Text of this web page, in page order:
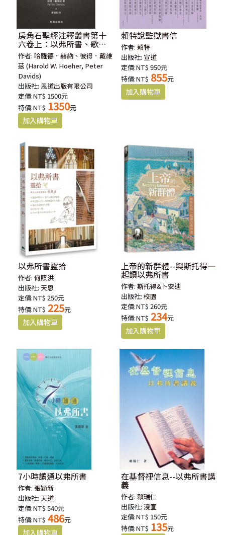
房角石聖經注釋叢書第十
六卷上：以弗所書、歌羅
西書、腓利門書(簡體)
作者:哈羅德．赫納、彼得．戴維
茲 (Harold W. Hoeher, Peter
Davids)
出版社: 恩道出版有限公司
定價:NT$ 1500元
特價:NT$ 1350元
賴特說監獄書信
作者:賴特
出版社: 宣道
定價:NT$ 950元
特價:NT$ 855元
以弗所書靈拾
作者:何照洪
出版社:天恩
定價:NT$ 250元
特價:NT$ 225元
上帝的新群體--與斯托得一
起讀以弗所書
作者:斯托得&卜安迪
出版社:校園
定價:NT$ 260元
特價:NT$ 234元
7小時讀通以弗所書
作者:張穎新
出版社:天道
定價:NT$ 540元
特價:NT$ 486元
在基督裡信息--以弗所書講
義
作者:賴瑞仁
出版社:浸宣
定價:NT$ 150元
特價:NT$ 135元